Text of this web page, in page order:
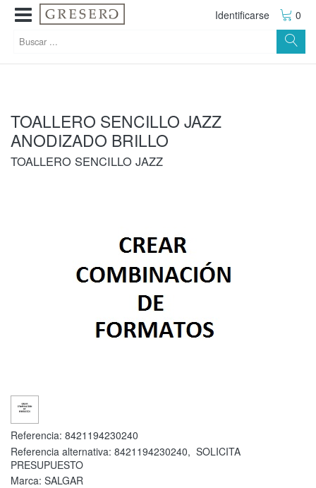
Identificarse 0
TOALLERO SENCILLO JAZZ
ANODIZADO BRILLO
TOALLERO SENCILLO JAZZ
Referencia: 8421194230240
Referencia alternativa: 8421194230240, SOLICITA
PRESUPUESTO
Marca: SALGAR